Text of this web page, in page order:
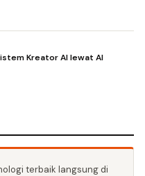
Kreator AI lewat AI
terbaik langsung di